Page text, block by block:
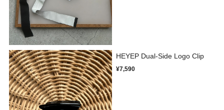
HEYEP Dual-Side Logo Clip
¥7,590